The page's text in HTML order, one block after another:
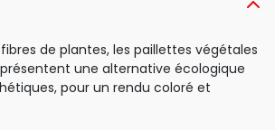
fibres de plantes, les paillettes végétales
une alternative écologique
pour un rendu coloré et